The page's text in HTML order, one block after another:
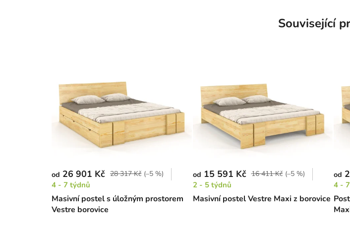
Související
Masivní postel s úložným prostorem
Vestre borovice
od 26 901 Kč 28 317 Kč (–5 %)
4 - 7 týdnů
Masivní postel Vestre Maxi z borovice
od 15 591 Kč 16 411 Kč (–5 %)
2 - 5 týdnů
od
4 -